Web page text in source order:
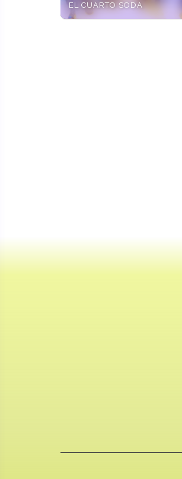
EL CUARTO SODA